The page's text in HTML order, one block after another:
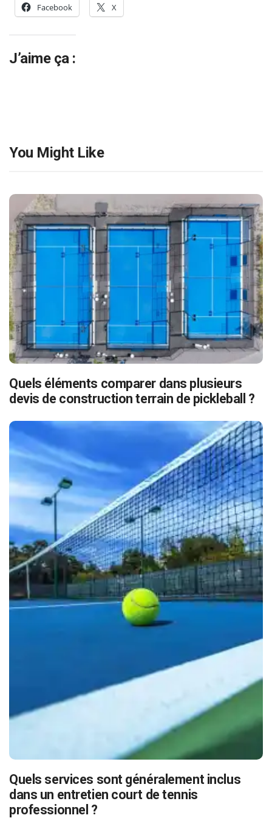
Facebook X
J’aime ça :
You Might Like
Quels éléments comparer dans plusieurs
devis de construction terrain de pickleball ?
Quels services sont généralement inclus
dans un entretien court de tennis
professionnel ?